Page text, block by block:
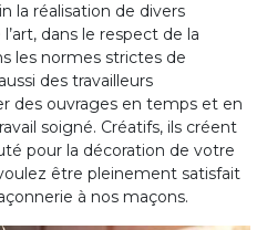
la réalisation de divers
dans le respect de la
les normes strictes de
des travailleurs
des ouvrages en temps et en
soigné. Créatifs, ils créent
pour la décoration de votre
être pleinement satisfait
à nos maçons.